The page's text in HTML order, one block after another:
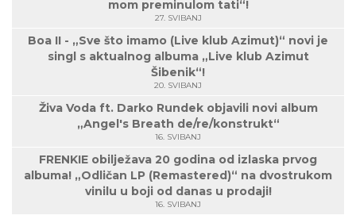
mom preminulom tati“!
27. SVIBANJ
Boa II - „Sve što imamo (Live klub Azimut)“ novi je
singl s aktualnog albuma „Live klub Azimut
Šibenik“!
20. SVIBANJ
Živa Voda ft. Darko Rundek objavili novi album
„Angel's Breath de/re/konstrukt“
16. SVIBANJ
FRENKIE obilježava 20 godina od izlaska prvog
albuma! „Odličan LP (Remastered)“ na dvostrukom
vinilu u boji od danas u prodaji!
16. SVIBANJ